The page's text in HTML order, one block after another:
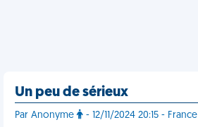
Un peu de sérieux
Par Anonyme - 12/11/2024 20:15 - France